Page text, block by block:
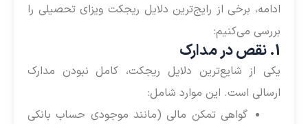
ادامه، برخی از رایج‌ترین دلایل ریجکت ویزای تحصیلی را
بررسی می‌کنیم:
1. نقص در مدارک
یکی از شایع‌ترین دلایل ریجکت، کامل نبودن مدارک
ارسالی است. این موارد شامل:
گواهی تمکن مالی (مانند موجودی حساب بانکی